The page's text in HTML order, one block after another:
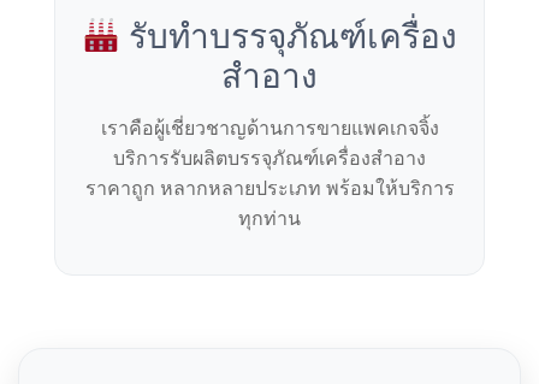
รับทำบรรจุภัณฑ์เครื่อง
สำอาง
เราคือผู้เชี่ยวชาญด้านการขายแพคเกจจิ้ง
บริการรับผลิตบรรจุภัณฑ์เครื่องสำอาง
ราคาถูก หลากหลายประเภท พร้อมให้บริการ
ทุกท่าน